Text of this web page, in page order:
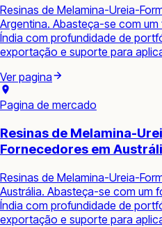
Resinas de Melamina-Ureia-
Argentina. Abasteça-se com
Índia com profundidade de
exportação e suporte para
Ver pagina
Pagina de mercado
Resinas de Melamina-
Fornecedores em
Resinas de Melamina-Ureia-
Austrália. Abasteça-se com um
Índia com profundidade de
exportação e suporte para